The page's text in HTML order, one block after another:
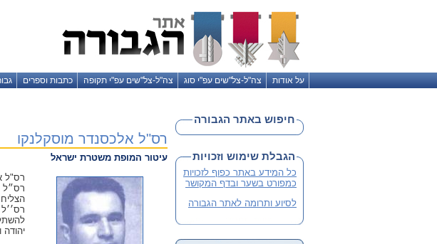
על אודות צה"ל-צל"שים עפ"י סוג צה"ל-צל"שים עפ"י תקופה כתבות וספרים
רס"ל אלכסנדר מוסקלנקו
עיטור המופת משטרת ישראל
רס״ל
יהודה
חיפוש באתר הגבורה
הגבלת שימוש וזכויות
כל המידע באתר כפוף לזכויות
כמפורט בשער ובדף המקושר
לסיוע ותרומה לאתר הגבורה